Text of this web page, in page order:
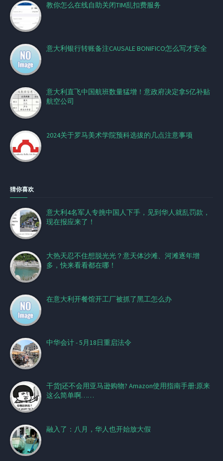
教你怎么在线自助关闭TIM乱扣费服务
意大利银行转账备注CAUSALE BONIFICO怎么写才安全
意大利直飞中国航班数量猛增！意政府决定拿5亿补贴
航空公司
2024关于罗马美术学院预科选拔的几点注意事项
猜你喜欢
意大利4名军人专挑中国人下手，见到华人就乱罚款，
现在报应来了！
大热天忍不住想脱光光？意天体沙滩、河滩逐年增
多，快来看看都在哪！
在意大利开餐馆开工厂被抓了黑工怎么办
中华会计 - 5月18日重启法令
干货|还不会用亚马逊购物? Amazon使用指南手册:原来
这么简单啊……
融入了：八月，华人也开始放大假